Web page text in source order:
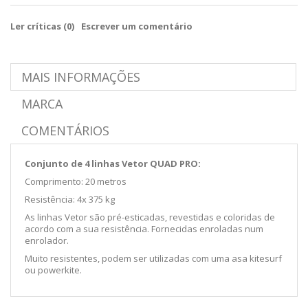
Ler críticas (0) Escrever um comentário
MAIS INFORMAÇÕES
MARCA
COMENTÁRIOS
Conjunto de 4 linhas Vetor QUAD PRO:
Comprimento: 20 metros
Resistência: 4x 375 kg
As linhas Vetor são pré-esticadas, revestidas e coloridas de
acordo com a sua resistência. Fornecidas enroladas num
enrolador.
Muito resistentes, podem ser utilizadas com uma asa kitesurf
ou powerkite.